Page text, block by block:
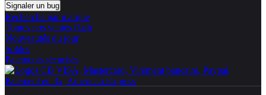
Signaler un bug
Recherche par marque
Toutes nos ventes flash
Nouveautés du jour
Soldes
Paiements sécurisés